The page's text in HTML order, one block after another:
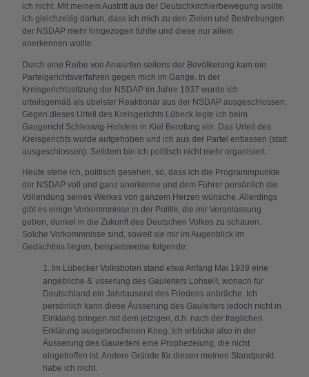
ich nicht. Mit meinem Austritt aus der Deutschkirchlerbewegung wollte
ich gleichzeitig dartun, dass ich mich zu den Zielen und Bestrebungen
der NSDAP mehr hingezogen fühlte und diese nur allein
anerkennen wollte.
Durch eine Reihe von Anwürfen seitens der Bevölkerung kam ein
Parteigerichtsverfahren gegen mich im Gange. In der
Kreisgerichtssitzung der NSDAP im Jahre 1937 wurde ich
urteilsgemäß als übelster Reaktionär aus der NSDAP ausgeschlossen.
Gegen dieses Urteil des Kreisgerichts Lübeck legte ich beim
Gaugericht Schleswig-Holstein in Kiel Berufung ein. Das Urteil des
Kreisgerichts wurde aufgehoben und ich aus der Partei entlassen (statt
ausgeschlossen). Seitdem bin ich politisch nicht mehr organisiert.
Heute stehe ich, politisch gesehen, so, dass ich die Programmpunkte
der NSDAP voll und ganz anerkenne und dem Führer persönlich die
Vollendung seines Werkes von ganzem Herzen wünsche. Allerdings
gibt es einige Vorkommnisse in der Politik, die mir Veranlassung
geben, dunkel in die Zukunft des Deutschen Volkes zu schauen.
Solche Vorkommnisse sind, soweit sie mir im Augenblick im
Gedächtnis liegen, beispielsweise folgende:
1. Im Lübecker Volksboten stand etwa Anfang Mai 1939 eine
angebliche &¨usserung des Gauleiters Lohse[7], wonach für
Deutschland ein Jahrtausend des Friedens anbräche. Ich
persönlich kann diese Äusserung des Gauleiters jedoch nicht in
Einklang bringen mit dem jetzigen, d.h. nach der fraglichen
Erklärung ausgebrochenen Krieg. Ich erblicke also in der
Äusserung des Gauleiters eine Prophezeiung, die nicht
eingetroffen ist. Andere Gründe für diesen meinen Standpunkt
habe ich nicht.